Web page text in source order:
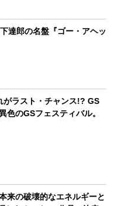
達郎の名盤『ゴー・アヘッ
ラスト・チャンス!? GS
色のGSフェスティバル。
来の破壊的なエネルギーと